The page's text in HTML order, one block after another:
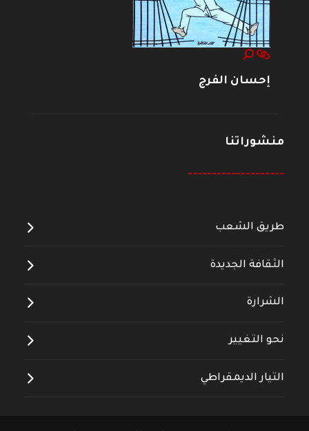
إحسان الفرج
منشوراتنا
--------------------
طريق الشعب
الثقافة الجديدة
الشرارة
نحو التغيير
التيار الديمقراطي